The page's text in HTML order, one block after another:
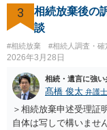
3
相続放棄後の
談
#相続放棄 #相続人調査・確
2026年3月28日
相続・遺言に強い
髙橋 俊太 弁護士
＞相続放棄申述受理証
自体は写しで構いませ